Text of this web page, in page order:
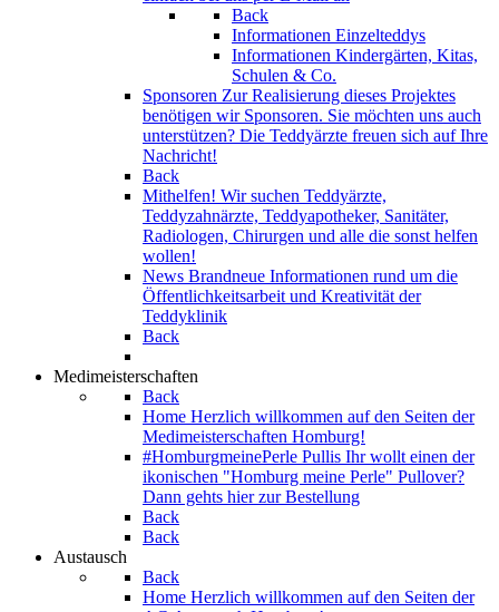
Back
Informationen Einzelteddys
Informationen Kindergärten, Kitas,
Schulen & Co.
Sponsoren Zur Realisierung dieses Projektes
benötigen wir Sponsoren. Sie möchten uns auch
unterstützen? Die Teddyärzte freuen sich auf Ihre
Nachricht!
Back
Mithelfen! Wir suchen Teddyärzte,
Teddyzahnärzte, Teddyapotheker, Sanitäter,
Radiologen, Chirurgen und alle die sonst helfen
wollen!
News Brandneue Informationen rund um die
Öffentlichkeitsarbeit und Kreativität der
Teddyklinik
Back
Medimeisterschaften
Back
Home Herzlich willkommen auf den Seiten der
Medimeisterschaften Homburg!
#HomburgmeinePerle Pullis Ihr wollt einen der
ikonischen "Homburg meine Perle" Pullover?
Dann gehts hier zur Bestellung
Back
Back
Austausch
Back
Home Herzlich willkommen auf den Seiten der